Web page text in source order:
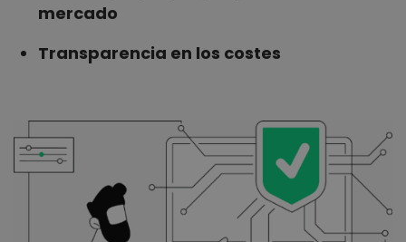
mercado
Transparencia en los costes